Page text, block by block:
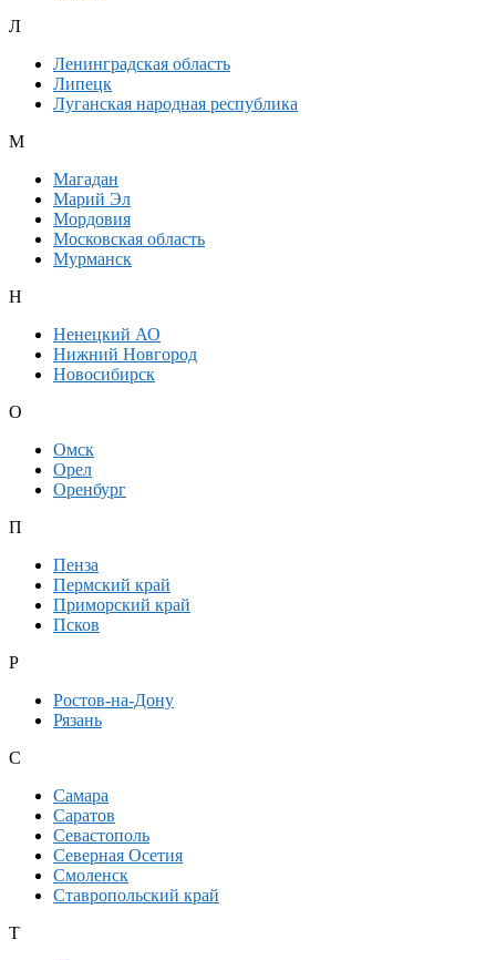
Л
Ленинградская область
Липецк
Луганская народная республика
М
Магадан
Марий Эл
Мордовия
Московская область
Мурманск
Н
Ненецкий АО
Нижний Новгород
Новосибирск
О
Омск
Орел
Оренбург
П
Пенза
Пермский край
Приморский край
Псков
Р
Ростов-на-Дону
Рязань
С
Самара
Саратов
Севастополь
Северная Осетия
Смоленск
Ставропольский край
Т